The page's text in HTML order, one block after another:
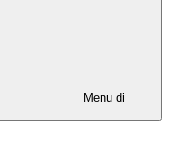
Menu di